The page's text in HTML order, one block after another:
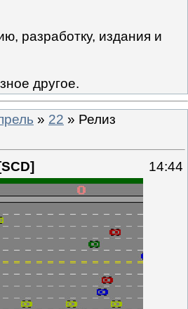
разработку, издания и
другое.
» 22 » Релиз
14:44